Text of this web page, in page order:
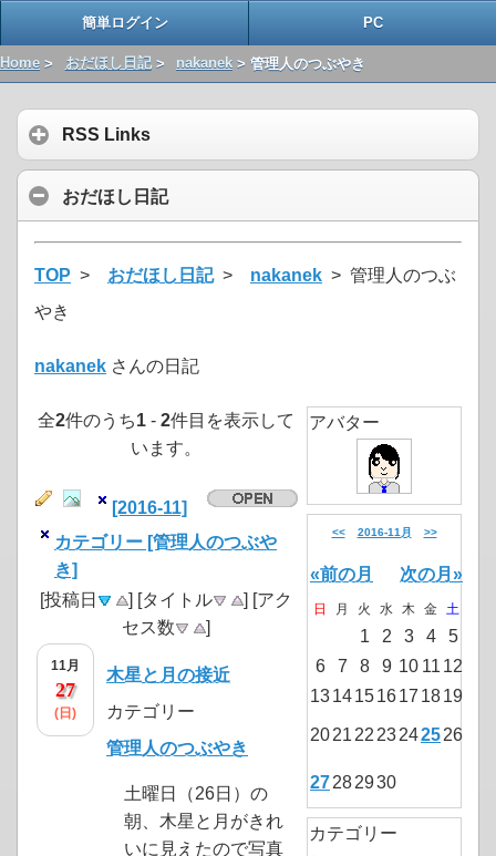
簡単ログイン PC
Home > おだほし日記> nakanek > 管理人のつぶやき
RSS Links
おだほし日記
TOP > おだほし日記> nakanek > 管理人のつぶ
やき
nakanek さんの日記
全2件のうち1 - 2件目を表示して
います。
[2016-11]
カテゴリー [管理人のつぶや
き]
[投稿日
] [タイトル
] [アク
セス数
]
11月
27
(日)
木星と月の接近
カテゴリー
管理人のつぶやき
土曜日（26日）の
朝、木星と月がきれ
いに見えたので写真
アバター
<< 2016-11月 >>
«前の月 次の月»
日 月 火 水 木 金 土
1 2 3 4
5
6
7 8 9 10 11 12
1314151617 1819
2021 22 23242526
27282930
カテゴリー